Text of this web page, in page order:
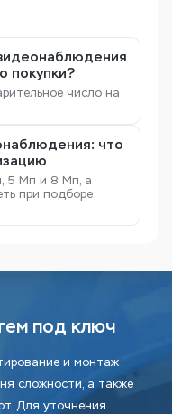
покупки?
число на
что
5 Мп и 8 Мп, а
при подборе
под ключ
и монтаж
сложности, а также
Для уточнения